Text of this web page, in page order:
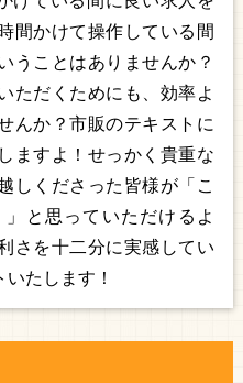
間かけて操作している間
うことはありませんか？
ただくためにも、効率よ
んか？市販のテキストに
ますよ！せっかく貴重な
しくださった皆様が「こ
と思っていただけるよ
さを十二分に実感してい
たします！